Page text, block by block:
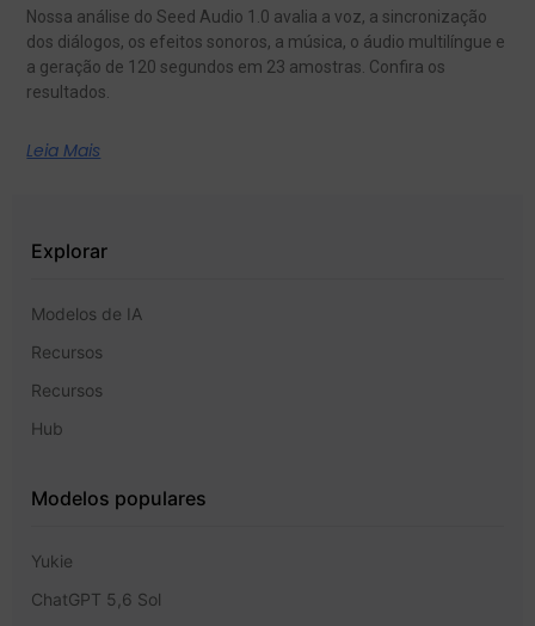
Nossa análise do Seed Audio 1.0 avalia a voz, a sincronização
dos diálogos, os efeitos sonoros, a música, o áudio multilíngue e
a geração de 120 segundos em 23 amostras. Confira os
resultados.
Leia Mais
Explorar
Modelos de IA
Recursos
Recursos
Hub
Modelos populares
Yukie
ChatGPT 5,6 Sol